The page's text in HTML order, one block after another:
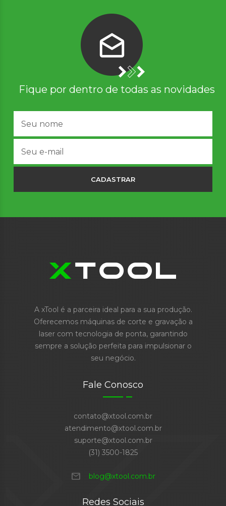
Fique por dentro de todas as novidades
CADASTRAR
A xTool é a parceira ideal para a sua produção.
Oferecemos máquinas de corte e gravação a
laser com tecnologia de ponta, garantindo
sempre a solução perfeita para impulsionar o
seu negócio.
Fale Conosco
contato@xtool.com.br
atendimento@xtool.com.br
suporte@xtool.com.br
(31) 3500-1825
mail blog@xtool.com.br
Redes Sociais